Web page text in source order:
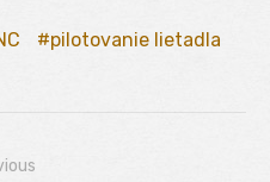
pilotovanie lietadla